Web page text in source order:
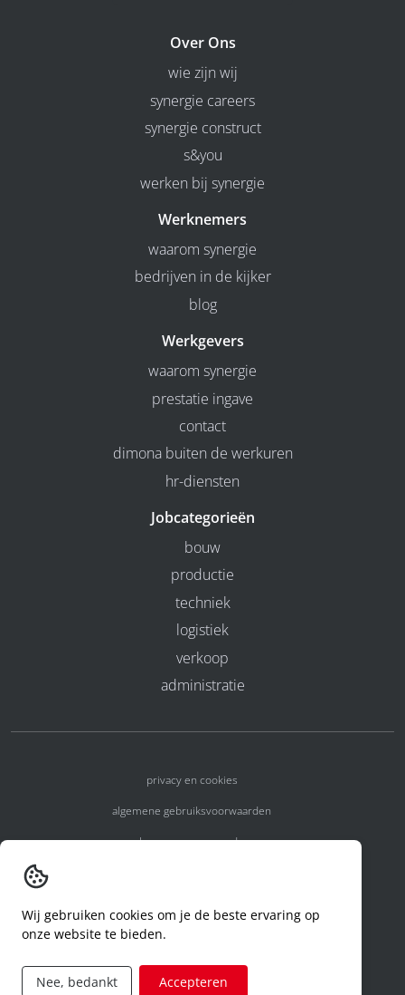
Over Ons
wie zijn wij
synergie careers
synergie construct
s&you
werken bij synergie
Werknemers
waarom synergie
bedrijven in de kijker
blog
Werkgevers
waarom synergie
prestatie ingave
contact
dimona buiten de werkuren
hr-diensten
Jobcategorieën
bouw
productie
techniek
logistiek
verkoop
administratie
privacy en cookies
algemene gebruiksvoorwaarden
algemene voorwaarden
code of conduct
aanvraag rechten ivm privacy
Wij gebruiken cookies om je de beste ervaring op
onze website te bieden.
Nee, bedankt Accepteren